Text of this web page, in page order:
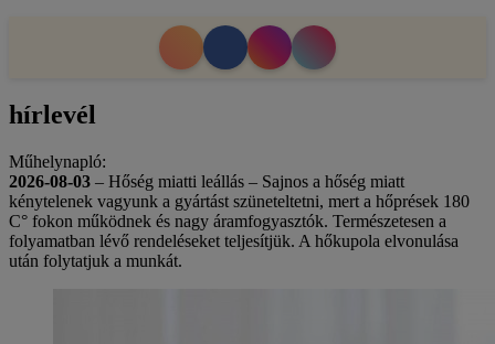
hírlevél
Műhelynapló:
2026-08-03 – Hőség miatti leállás – Sajnos a hőség miatt
kénytelenek vagyunk a gyártást szüneteltetni, mert a hőprések 180
C° fokon működnek és nagy áramfogyasztók. Természetesen a
folyamatban lévő rendeléseket teljesítjük. A hőkupola elvonulása
után folytatjuk a munkát.